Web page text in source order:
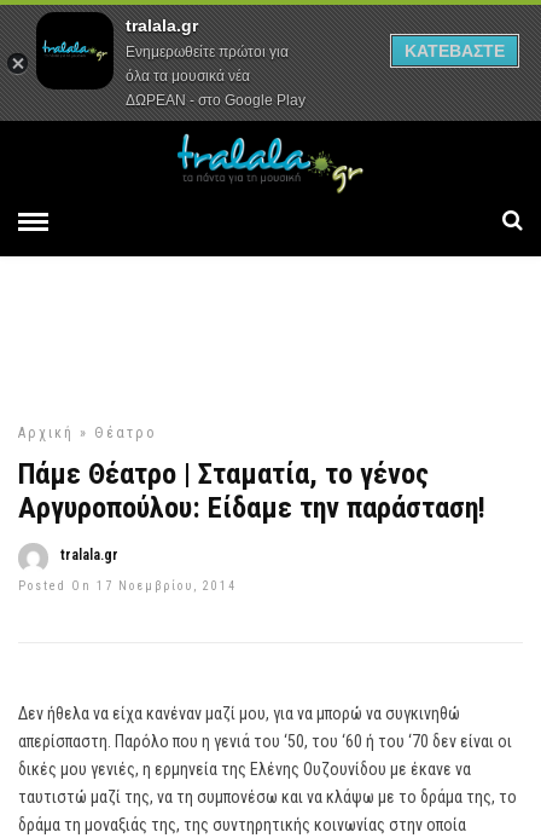
Αρχική Συνεντεύξεις Ρεπορτάζ
Αρχική » Θέατρο
Πάμε Θέατρο | Σταματία, το γένος
Αργυροπούλου: Είδαμε την παράσταση!
tralala.gr
Posted On 17 Νοεμβρίου, 2014
Δεν ήθελα να είχα κανέναν μαζί μου, για να μπορώ να συγκινηθώ
απερίσπαστη. Παρόλο που η γενιά του ‘50, του ‘60 ή του ‘70 δεν είναι οι
δικές μου γενιές, η ερμηνεία της Ελένης Ουζουνίδου με έκανε να
ταυτιστώ μαζί της, να τη συμπονέσω και να κλάψω με το δράμα της, το
δράμα τη μοναξιάς της, της συντηρητικής κοινωνίας στην οποία
tralala.gr
Ενημερωθείτε πρώτοι για
όλα τα μουσικά νέα
ΔΩΡΕΑΝ - στο Google Play
ΚΑΤΕΒΑΣΤΕ